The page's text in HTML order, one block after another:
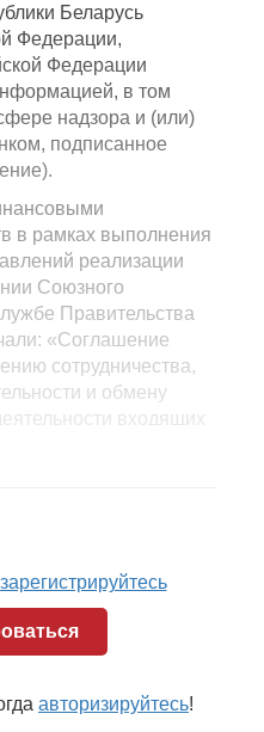
Беларусь
Федерации,
Федерации
в том
надзора и (или)
подписанное
в рамках выполнения
реализации
Союзного
Правительства
«Соглашение
сотрудничества,
и обмену
входящих
вопросы
Беларусь,
Беларусь и
Федерации, в том
контроля в сфере
за деятельностью
зарегистрируйтесь
авторизируйтесь!